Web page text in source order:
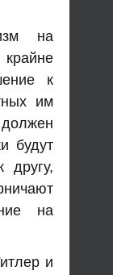
на
к
им
будут
другу,
на
и